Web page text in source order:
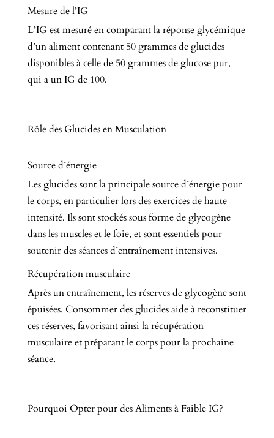
Mesure de l’IG
L’IG est mesuré en comparant la réponse glycémique
d’un aliment contenant 50 grammes de glucides
disponibles à celle de 50 grammes de glucose pur,
qui a un IG de 100.
Rôle des Glucides en Musculation
Source d’énergie
Les glucides sont la principale source d’énergie pour
le corps, en particulier lors des exercices de haute
intensité. Ils sont stockés sous forme de glycogène
dans les muscles et le foie, et sont essentiels pour
soutenir des séances d’entraînement intensives.
Récupération musculaire
Après un entraînement, les réserves de glycogène sont
épuisées. Consommer des glucides aide à reconstituer
ces réserves, favorisant ainsi la récupération
musculaire et préparant le corps pour la prochaine
séance.
Pourquoi Opter pour des Aliments à Faible IG?